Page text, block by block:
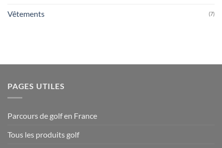
Vêtements (7)
PAGES UTILES
Parcours de golf en France
Tous les produits golf